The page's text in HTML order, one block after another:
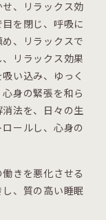
、リラックス効
を閉じ、呼吸に
、リラックスで
リラックス効果
い込み、ゆっく
身の緊張を和ら
法を、日々の生
ールし、心身の
きを悪化させる
、質の高い睡眠